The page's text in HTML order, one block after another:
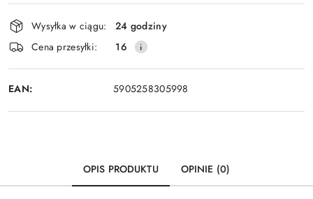
Wyślij
Dostępność
i
dostawa
Wysyłka w ciągu:
24 godziny
Cena przesyłki:
16
EAN: 5905258305998
OPIS PRODUKTU OPINIE (0)